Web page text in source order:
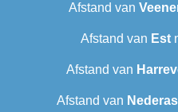
Afstand van
Afstand van Est
Afstand van
Afstand van